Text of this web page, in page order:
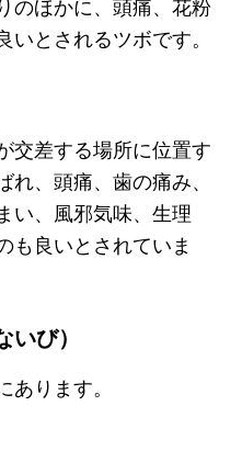
のほかに、頭痛、花粉
とされるツボです。
交差する場所に位置す
れ、頭痛、歯の痛み、
い、風邪気味、生理
も良いとされていま
び）
あります。